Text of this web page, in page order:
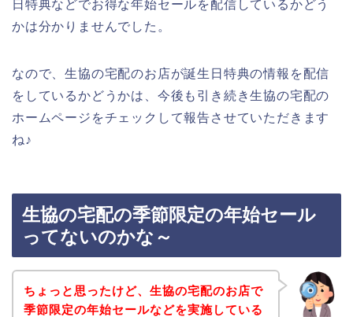
日特典などでお得な年始セールを配信しているかどう
かは分かりませんでした。
なので、生協の宅配のお店が誕生日特典の情報を配信
をしているかどうかは、今後も引き続き生協の宅配の
ホームページをチェックして報告させていただきます
ね♪
生協の宅配の季節限定の年始セール
ってないのかな～
ちょっと思ったけど、生協の宅配のお店で
季節限定の年始セールなどを実施している